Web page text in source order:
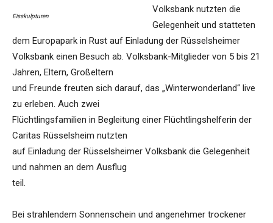
Eisskulpturen
Volksbank nutzten die
Gelegenheit und statteten
dem Europapark in Rust auf Einladung der Rüsselsheimer
Volksbank einen Besuch ab. Volksbank-Mitglieder von 5 bis 21
Jahren, Eltern, Großeltern
und Freunde freuten sich darauf, das „Winterwonderland“ live
zu erleben. Auch zwei
Flüchtlingsfamilien in Begleitung einer Flüchtlingshelferin der
Caritas Rüsselsheim nutzten
auf Einladung der Rüsselsheimer Volksbank die Gelegenheit
und nahmen an dem Ausflug
teil.
Bei strahlendem Sonnenschein und angenehmer trockener